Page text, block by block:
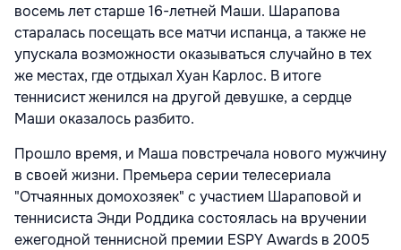
восемь лет старше 16-летней Маши. Шарапова
старалась посещать все матчи испанца, а также не
упускала возможности оказываться случайно в тех
же местах, где отдыхал Хуан Карлос. В итоге
теннисист женился на другой девушке, а сердце
Маши оказалось разбито.
Прошло время, и Маша повстречала нового мужчину
в своей жизни. Премьера серии телесериала
"Отчаянных домохозяек" с участием Шараповой и
теннисиста Энди Роддика состоялась на вручении
ежегодной теннисной премии ESPY Awards в 2005